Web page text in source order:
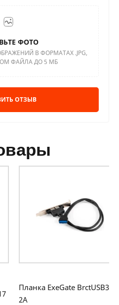
ФОТО
В ФОРМАТАХ .JPG,
ФАЙЛА ДО 5 МБ
ОТЗЫВ
Планка ExeGate BrctUSB3-
2A